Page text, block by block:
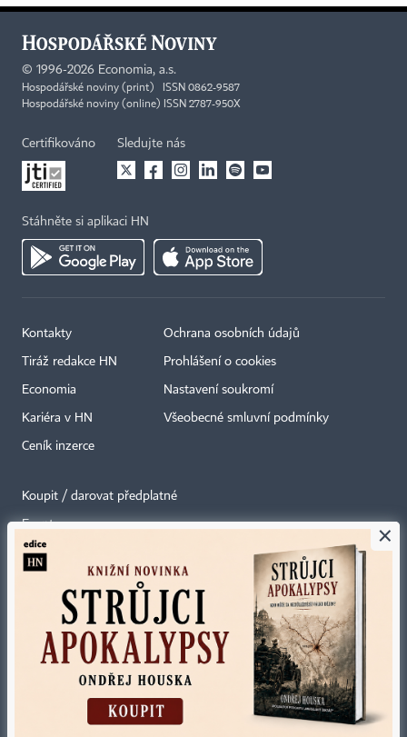
© 1996-2026 Economia, a.s.
Hospodářské noviny (print) ISSN 0862-9587
Hospodářské noviny (online) ISSN 2787-950X
Certifikováno Sledujte nás
Stáhněte si aplikaci HN
Kontakty
Tiráž redakce HN
Economia
Kariéra v HN
Ceník inzerce
Ochrana osobních údajů
Prohlášení o cookies
Nastavení soukromí
Všeobecné smluvní podmínky
Koupit / darovat předplatné
Eventy
Newslettery
Autorská práva vykonává vydavatel. Bez písemného svolení vydavatele je
zakázáno jakékoli užití částí nebo celku díla, zejména rozmnožování a šíření
jakýmkoli způsobem, mechanickým nebo elektronickým, v českém nebo
jiném jazyce. Bez souhlasu vydavatele je zakázáno též rozmnožování
obsahu pro účely automatizované analýzy textů nebo dat
×